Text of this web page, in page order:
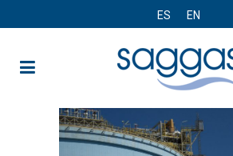
ES EN